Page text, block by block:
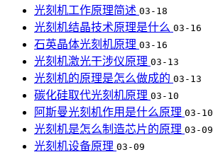
光刻机工作原理简述 03-18
光刻机结晶技术原理是什么 03-16
石英晶体光刻机原理 03-16
光刻机激光干涉仪原理 03-13
光刻机的原理是怎么做成的 03-13
碳化硅取代光刻机原理 03-10
阿斯曼光刻机作用是什么原理 03-10
光刻机是怎么制造芯片的原理 03-09
光刻机设备原理 03-09